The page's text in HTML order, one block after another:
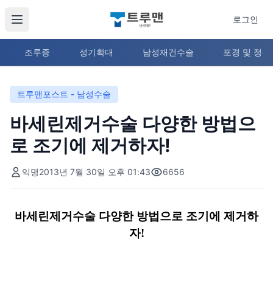
로그인
조루증 성기확대 남성재건수술 포경 및 정관
트루맨포스트 - 남성수술
바세린제거수술 다양한 방법으
로 조기에 제거하자!
익명2013년 7월 30일 오후 01:43 6656
바세린제거수술 다양한 방법으로 조기에 제거하
자!